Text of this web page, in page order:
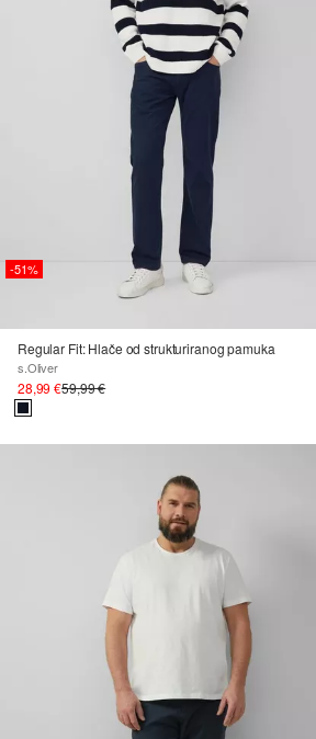
-51%
Regular Fit: Hlače od strukturiranog pamuka
s.Oliver
28,99 €59,99 €